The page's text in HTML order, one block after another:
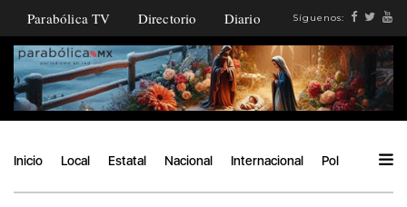
Parabólica TV Directorio Diario Síguenos:
Inicio Local Estatal Nacional Internacional Política